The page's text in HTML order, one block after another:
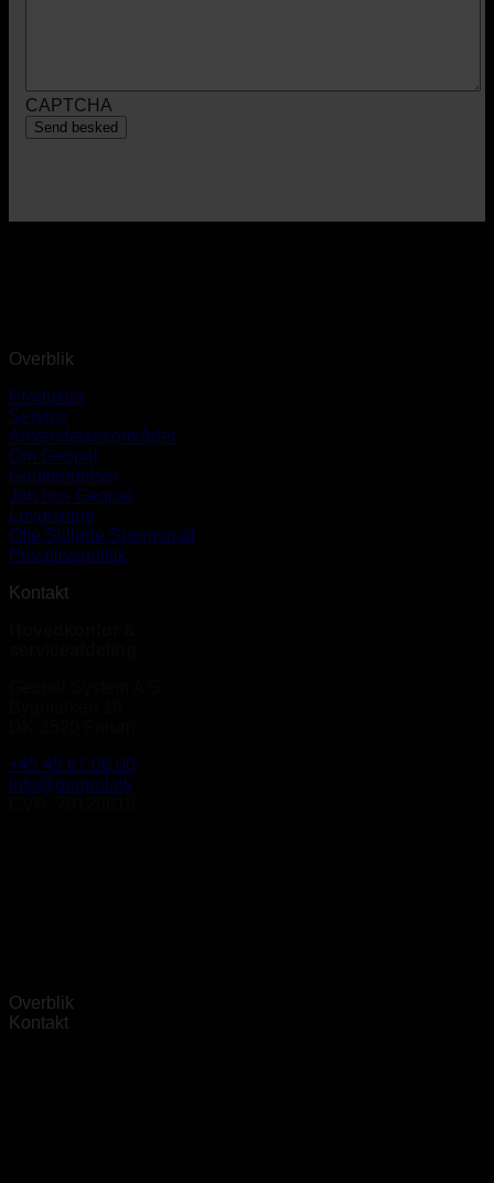
CAPTCHA
Overblik
Produkter
Service
Anvendelsesområder
Om Geopal
Godkendelser
Job hos Geopal
Lovgivning
Ofte Stillede Spørgsmål
Privatlivspolitik
Kontakt
+45 45 67 06 00
info@geopal.dk
Overblik
Kontakt